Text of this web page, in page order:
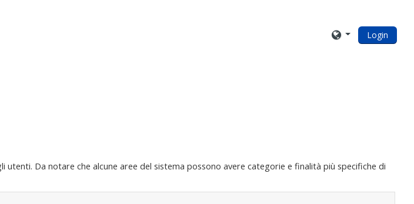
Login
Da notare che alcune aree del sistema possono avere categorie e finalità più specifiche di